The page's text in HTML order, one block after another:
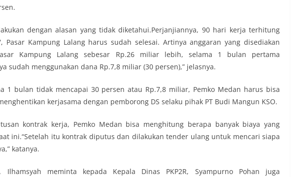
dengan alasan yang tidak diketahui.Perjanjiannya, 90 hari kerja terhitung
Pasar Kampung Lalang harus sudah selesai. Artinya anggaran yang disediakan
Kampung Lalang sebesar Rp.26 miliar lebih, selama 1 bulan pertama
sudah menggunakan dana Rp.7,8 miliar (30 persen),” jelasnya.
1 bulan tidak mencapai 30 persen atau Rp.7,8 miliar, Pemko Medan harus bisa
kerjasama dengan pemborong DS selaku pihak PT Budi Mangun KSO.
kontrak kerja, Pemko Medan bisa menghitung berapa banyak biaya yang
ini.“Setelah itu kontrak diputus dan dilakukan tender ulang untuk mencari siapa
katanya.
Ilhamsyah meminta kepada Kepala Dinas PKP2R, Syampurno Pohan juga